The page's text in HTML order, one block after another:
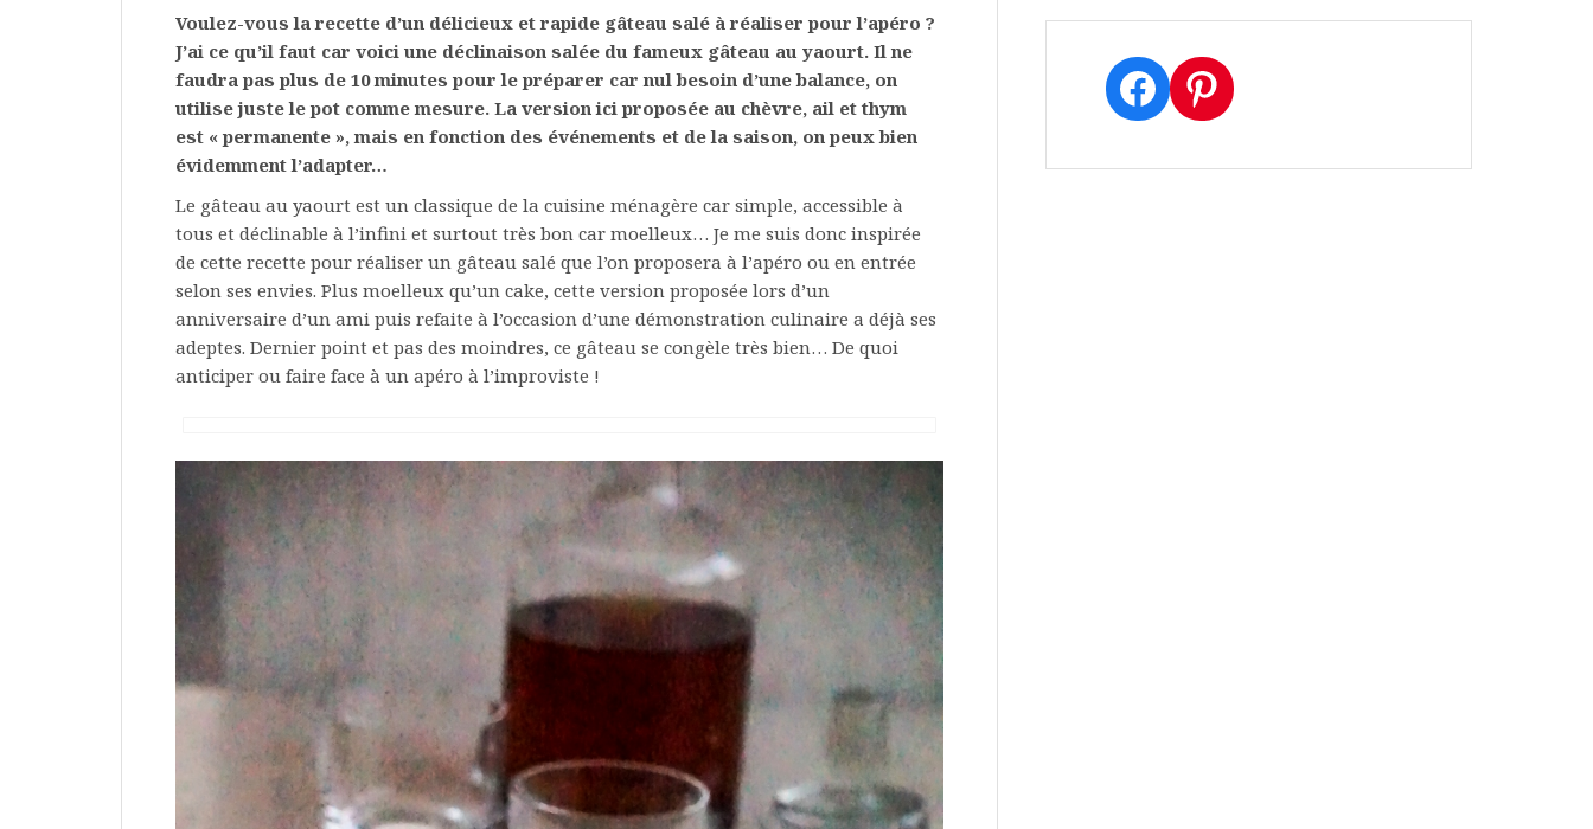
Voulez-vous la recette d’un délicieux et rapide gâteau salé à réaliser pour l’apéro ?
J’ai ce qu’il faut car voici une déclinaison salée du fameux gâteau au yaourt. Il ne
faudra pas plus de 10 minutes pour le préparer car nul besoin d’une balance, on
utilise juste le pot comme mesure. La version ici proposée au chèvre, ail et thym
est « permanente », mais en fonction des événements et de la saison, on peux bien
évidemment l’adapter…
Le gâteau au yaourt est un classique de la cuisine ménagère car simple, accessible à
tous et déclinable à l’infini et surtout très bon car moelleux… Je me suis donc inspirée
de cette recette pour réaliser un gâteau salé que l’on proposera à l’apéro ou en entrée
selon ses envies. Plus moelleux qu’un cake, cette version proposée lors d’un
anniversaire d’un ami puis refaite à l’occasion d’une démonstration culinaire a déjà ses
adeptes. Dernier point et pas des moindres, ce gâteau se congèle très bien… De quoi
anticiper ou faire face à un apéro à l’improviste !
Facebook
Pinterest